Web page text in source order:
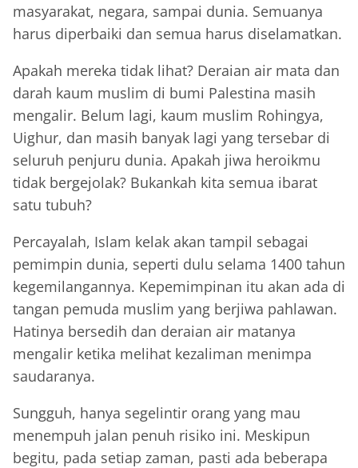
masyarakat, negara, sampai dunia. Semuanya
harus diperbaiki dan semua harus diselamatkan.
Apakah mereka tidak lihat? Deraian air mata dan
darah kaum muslim di bumi Palestina masih
mengalir. Belum lagi, kaum muslim Rohingya,
Uighur, dan masih banyak lagi yang tersebar di
seluruh penjuru dunia. Apakah jiwa heroikmu
tidak bergejolak? Bukankah kita semua ibarat
satu tubuh?
Percayalah, Islam kelak akan tampil sebagai
pemimpin dunia, seperti dulu selama 1400 tahun
kegemilangannya. Kepemimpinan itu akan ada di
tangan pemuda muslim yang berjiwa pahlawan.
Hatinya bersedih dan deraian air matanya
mengalir ketika melihat kezaliman menimpa
saudaranya.
Sungguh, hanya segelintir orang yang mau
menempuh jalan penuh risiko ini. Meskipun
begitu, pada setiap zaman, pasti ada beberapa